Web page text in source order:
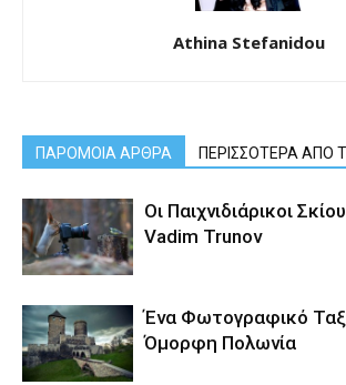
Athina Stefanidou
ΠΑΡΟΜΟΙΑ ΑΡΘΡΑ ΠΕΡΙΣΣΟΤΕΡΑ ΑΠΟ
Οι Παιχνιδιάρικοι
Vadim Trunov
Ένα Φωτογραφικό
Όμορφη Πολωνία